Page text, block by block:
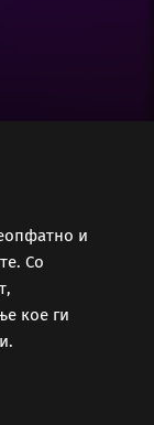
и
Со
кое ги